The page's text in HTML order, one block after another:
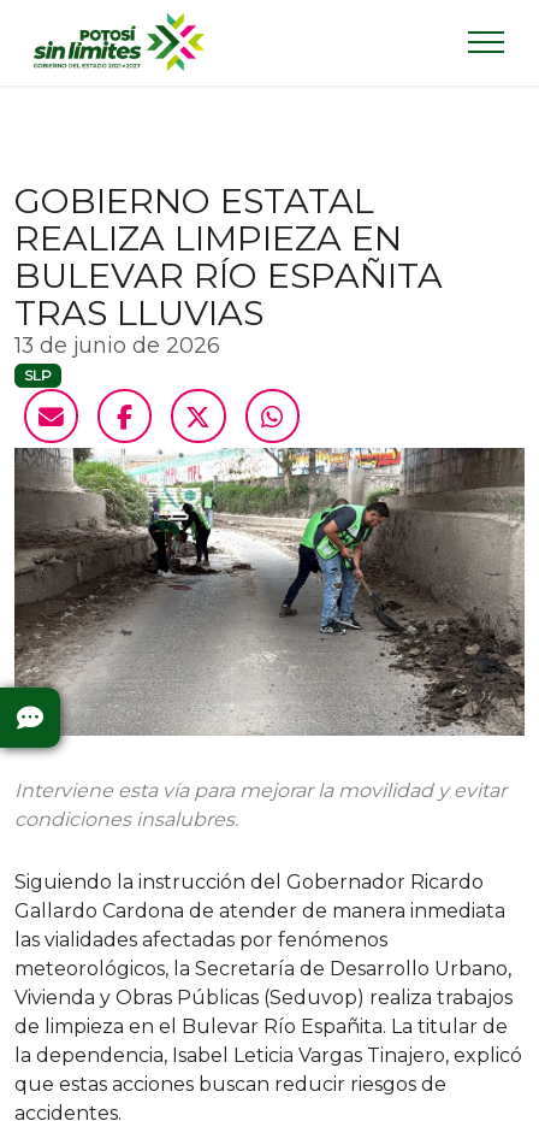
GOBIERNO ESTATAL
REALIZA LIMPIEZA EN
BULEVAR RÍO ESPAÑITA
TRAS LLUVIAS
13 de junio de 2026
SLP
Interviene esta vía para mejorar la movilidad y evitar
condiciones insalubres.
Siguiendo la instrucción del Gobernador Ricardo
Gallardo Cardona de atender de manera inmediata
las vialidades afectadas por fenómenos
meteorológicos, la Secretaría de Desarrollo Urbano,
Vivienda y Obras Públicas (Seduvop) realiza trabajos
de limpieza en el Bulevar Río Españita. La titular de
la dependencia, Isabel Leticia Vargas Tinajero, explicó
que estas acciones buscan reducir riesgos de
accidentes.